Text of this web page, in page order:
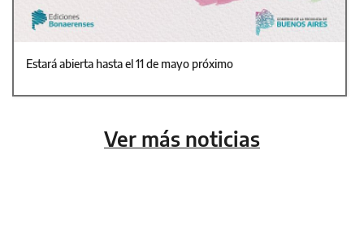
Estará abierta hasta el 11 de mayo próximo
Ver más noticias